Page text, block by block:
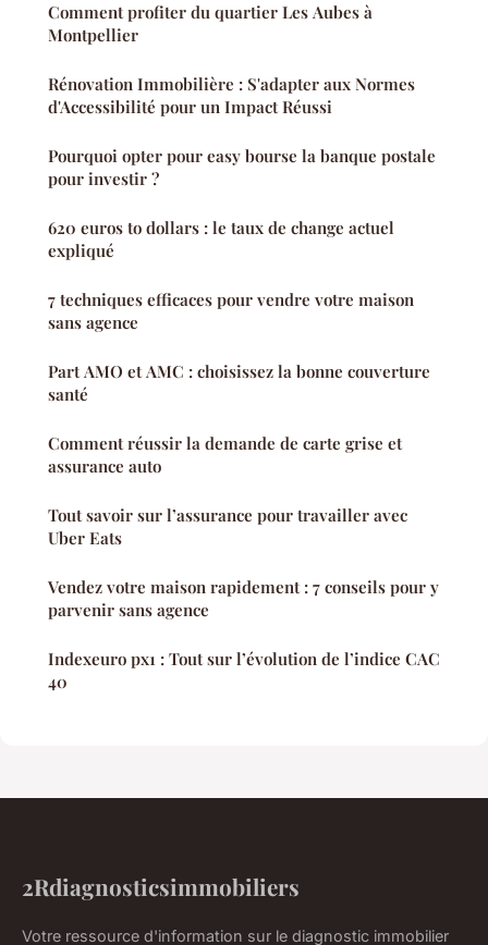
Comment profiter du quartier Les Aubes à
Montpellier
Rénovation Immobilière : S'adapter aux Normes
d'Accessibilité pour un Impact Réussi
Pourquoi opter pour easy bourse la banque postale
pour investir ?
620 euros to dollars : le taux de change actuel
expliqué
7 techniques efficaces pour vendre votre maison
sans agence
Part AMO et AMC : choisissez la bonne couverture
santé
Comment réussir la demande de carte grise et
assurance auto
Tout savoir sur l’assurance pour travailler avec
Uber Eats
Vendez votre maison rapidement : 7 conseils pour y
parvenir sans agence
Indexeuro px1 : Tout sur l’évolution de l’indice CAC
40
2Rdiagnosticsimmobiliers
Votre ressource d'information sur le diagnostic immobilier